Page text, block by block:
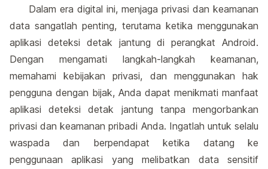
Dalam era digital ini, menjaga privasi dan keamanan
data sangatlah penting, terutama ketika menggunakan
aplikasi deteksi detak jantung di perangkat Android.
Dengan mengamati langkah-langkah keamanan,
memahami kebijakan privasi, dan menggunakan hak
pengguna dengan bijak, Anda dapat menikmati manfaat
aplikasi deteksi detak jantung tanpa mengorbankan
privasi dan keamanan pribadi Anda. Ingatlah untuk selalu
waspada dan berpendapat ketika datang ke
penggunaan aplikasi yang melibatkan data sensitif